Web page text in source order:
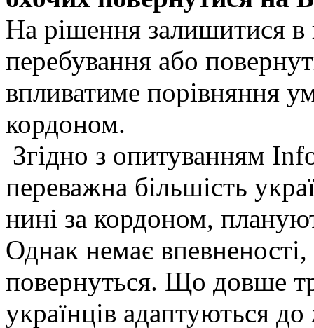
На рішення залишитися в
перебування або
впливатиме порівняння
кордоном.
Згідно з опитуванням
переважна більшість
нині за кордоном,
Однак немає
повернуться. Що довше
українців адаптуються